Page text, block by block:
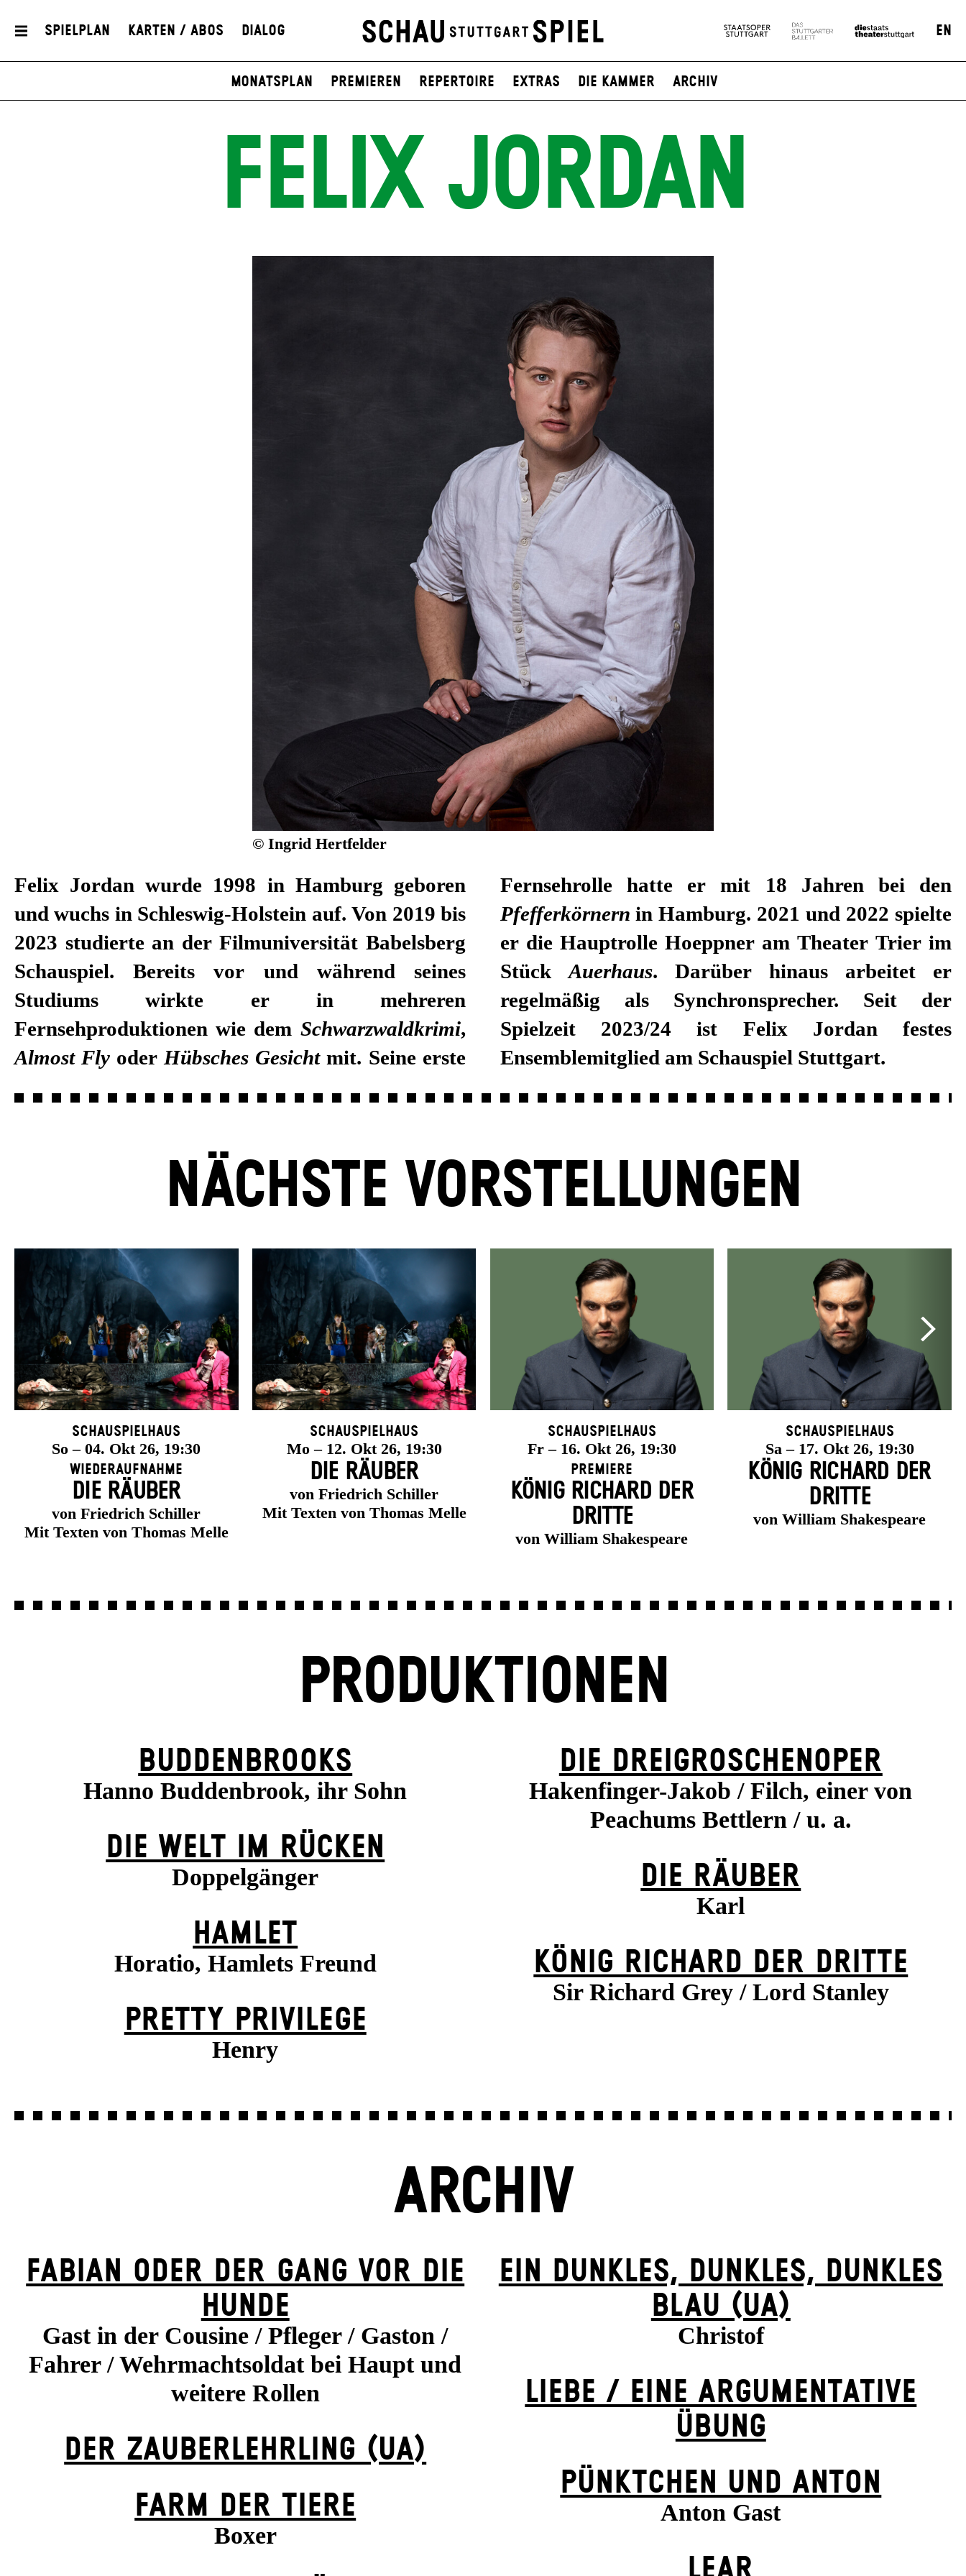
Spielplan Karten / Abos Dialog EN
Monatsplan Premieren Repertoire Extras Die Kammer Archiv
FELIX JORDAN
© Ingrid Hertfelder
Felix Jordan wurde 1998 in Hamburg geboren
und wuchs in Schleswig-Holstein auf. Von 2019 bis
2023 studierte an der Filmuniversität Babelsberg
Schauspiel. Bereits vor und während seines
Studiums wirkte er in mehreren
Fernsehproduktionen wie dem Schwarzwaldkrimi,
Almost Fly oder Hübsches Gesichtmit. Seine erste
Fernsehrolle hatte er mit 18 Jahren bei den
Pfefferkörnern in Hamburg. 2021 und 2022 spielte
er die Hauptrolle Hoeppner am Theater Trier im
StückAuerhaus. Darüber hinaus arbeitet er
regelmäßig als Synchronsprecher. Seit der
Spielzeit 2023/24 ist Felix Jordan festes
Ensemblemitglied am Schauspiel Stuttgart.
NÄCHSTE VORSTELLUNGEN
Schauspielhaus
So – 04. Okt 26, 19:30
Wiederaufnahme
DIE RÄUBER
von Friedrich Schiller
Mit Texten von Thomas Melle
Schauspielhaus
Mo – 12. Okt 26, 19:30
DIE RÄUBER
von Friedrich Schiller
Mit Texten von Thomas Melle
Schauspielhaus
Fr – 16. Okt 26, 19:30
Premiere
KÖNIG RICHARD DER
DRITTE
von William Shakespeare
Schauspielhaus
Sa – 17. Okt 26, 19:30
KÖNIG RICHARD DER
DRITTE
von William Shakespeare
PRODUKTIONEN
BUDDENBROOKS
Hanno Buddenbrook, ihr Sohn
DIE WELT IM RÜCKEN
Doppelgänger
HAMLET
Horatio, Hamlets Freund
PRETTY PRIVILEGE
Henry
DIE DREI­GROSCHEN­OPER
Hakenfinger-Jakob / Filch, einer von
Peachums Bettlern / u. a.
DIE RÄUBER
Karl
KÖNIG RICHARD DER DRITTE
Sir Richard Grey / Lord Stanley
ARCHIV
FABIAN ODER DER GANG VOR DIE
HUNDE
Gast in der Cousine / Pfleger / Gaston /
Fahrer / Wehrmachtsoldat bei Haupt und
weitere Rollen
DER ZAUBER­LEHRLING (UA)
FARM DER TIERE
Boxer
EIN DUNK­LES, DUNK­LES, DUNK­LES
BLAU (UA)
Christof
LIEBE / EINE ARGUMENTATIVE
ÜBUNG
PÜNKTCHEN UND ANTON
Anton Gast
LEAR